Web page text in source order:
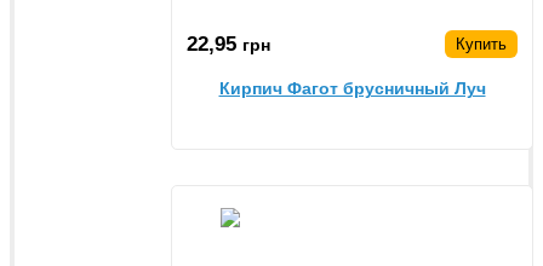
22,95 грн Купить
Кирпич Фагот брусничный Луч